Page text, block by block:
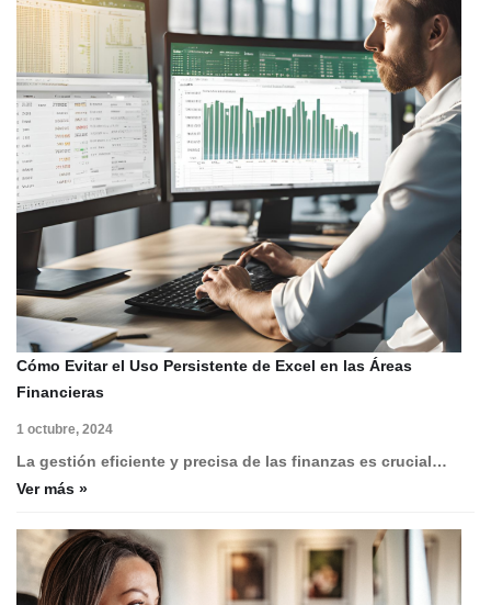
Cómo Evitar el Uso Persistente de Excel en las Áreas
Financieras
1 octubre, 2024
La gestión eficiente y precisa de las finanzas es crucial…
Ver más »